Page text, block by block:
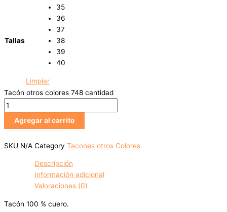
Tallas
35
36
37
38
39
40
Limpiar
Tacón otros colores 748 cantidad
Agregar al carrito
SKU N/A Category Tacones otros Colores
Descripción
Información adicional
Valoraciones (0)
Tacón 100 % cuero.